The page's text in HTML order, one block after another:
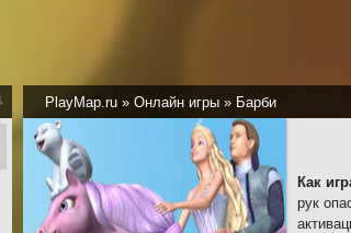
PlayMap.ru » Онлайн игры » Барби
Как
рук